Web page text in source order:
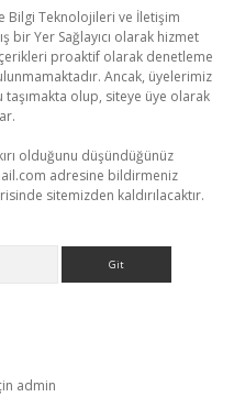
Bilgi Teknolojileri ve İletişim
bir Yer Sağlayıcı olarak hizmet
proaktif olarak denetleme
Ancak, üyelerimiz
olup, siteye üye olarak
olduğunu düşündüğünüz
adresine bildirmeniz
sitemizden kaldırılacaktır.
admin